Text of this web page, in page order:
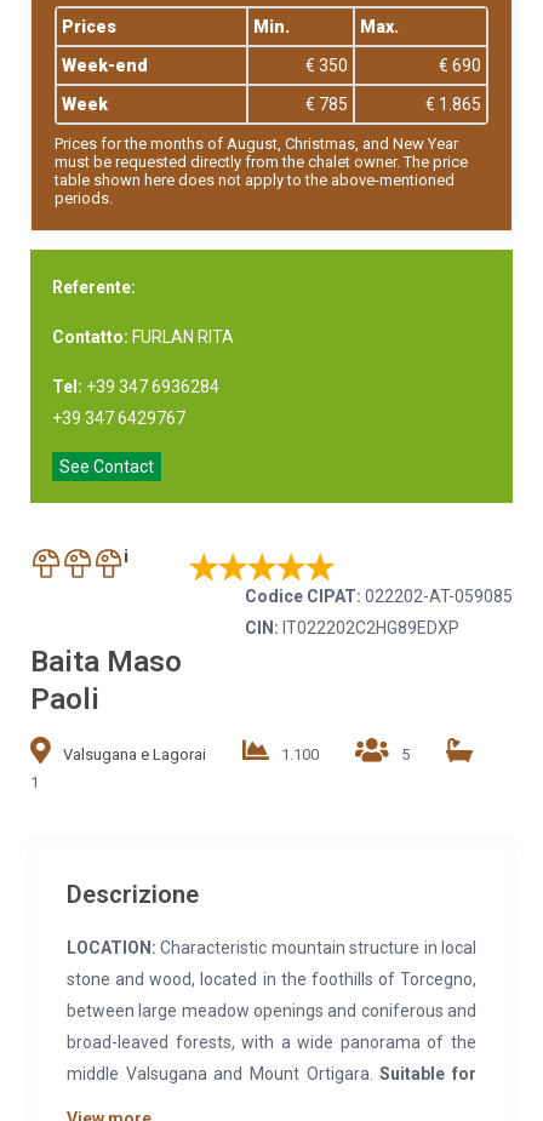
Prices Min.
Max.
Week-end
€ 350
€ 690
Week
€ 785 € 1.865
Prices for the months of August, Christmas, and New Year
must be requested directly from the chalet owner. The price
table shown here does not apply to the above-mentioned
periods.
Referente:
Contatto: FURLAN RITA
Tel: +39 347 6936284
+39 347 6429767
See Contact
i
Codice CIPAT: 022202-AT-059085
CIN: IT022202C2HG89EDXP
Baita Maso
Paoli
Valsugana e Lagorai 1.100
5
1
Descrizione
LOCATION: Characteristic mountain structure in local
stone and wood, located in the foothills of Torcegno,
between large meadow openings and coniferous and
broad-leaved forests, with a wide panorama of the
middle Valsugana and Mount Ortigara.Suitable for